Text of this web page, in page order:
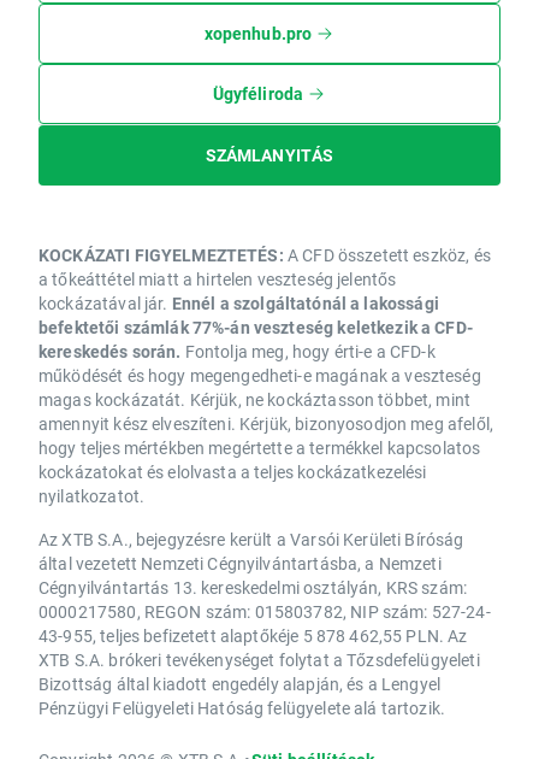
xopenhub.pro
Ügyféliroda
SZÁMLANYITÁS
KOCKÁZATI FIGYELMEZTETÉS: A CFD összetett eszköz, és
a tőkeáttétel miatt a hirtelen veszteség jelentős
kockázatával jár. Ennél a szolgáltatónál a lakossági
befektetői számlák 77%-án veszteség keletkezik a CFD-
kereskedés során. Fontolja meg, hogy érti-e a CFD-k
működését és hogy megengedheti-e magának a veszteség
magas kockázatát. Kérjük, ne kockáztasson többet, mint
amennyit kész elveszíteni. Kérjük, bizonyosodjon meg afelől,
hogy teljes mértékben megértette a termékkel kapcsolatos
kockázatokat és elolvasta a teljes kockázatkezelési
nyilatkozatot.
Az XTB S.A., bejegyzésre került a Varsói Kerületi Bíróság
által vezetett Nemzeti Cégnyilvántartásba, a Nemzeti
Cégnyilvántartás 13. kereskedelmi osztályán, KRS szám:
0000217580, REGON szám: 015803782, NIP szám: 527-24-
43-955, teljes befizetett alaptőkéje 5 878 462,55 PLN. Az
XTB S.A. brókeri tevékenységet folytat a Tőzsdefelügyeleti
Bizottság által kiadott engedély alapján, és a Lengyel
Pénzügyi Felügyeleti Hatóság felügyelete alá tartozik.